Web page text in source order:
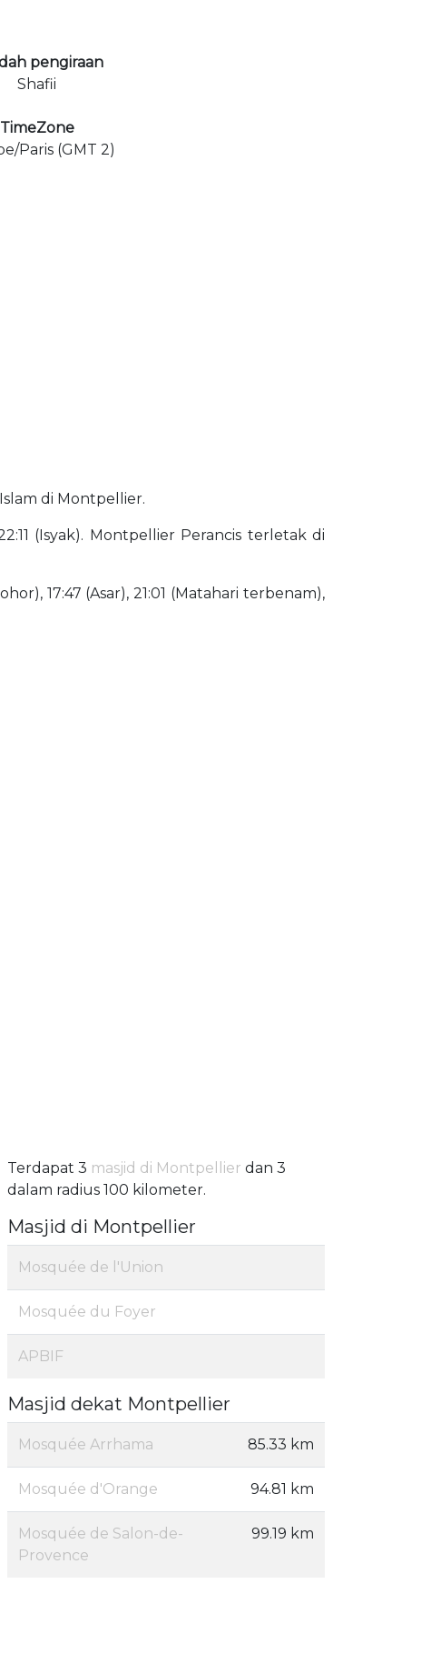
pengiraan
Shafii
TimeZone
Paris (GMT 2)
di Montpellier.
(Isyak). Montpellier Perancis terletak di
17:47 (Asar), 21:01 (Matahari terbenam),
Terdapat 3 masjid di Montpellier dan 3
dalam radius 100 kilometer.
Masjid di Montpellier
Mosquée de l'Union
Mosquée du Foyer
APBIF
Masjid dekat Montpellier
Mosquée Arrhama 85.33 km
Mosquée d'Orange 94.81 km
Mosquée de Salon-de-
Provence
99.19 km